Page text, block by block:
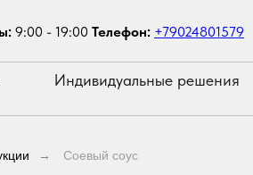
9:00 - 19:00 Телефон: +79024801579
Индивидуальные решения
→ Соевый соус